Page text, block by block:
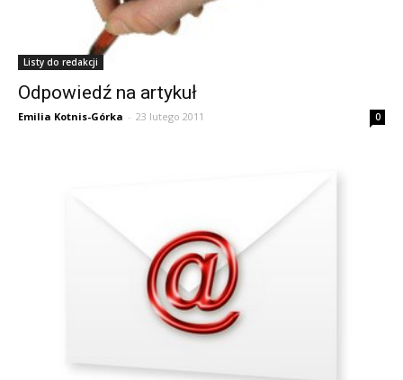
Listy do redakcji
Odpowiedź na artykuł
Emilia Kotnis-Górka - 23 lutego 2011 0